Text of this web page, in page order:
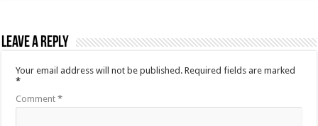
Leave a Reply
Your email address will not be published. Required fields are marked
*
Comment*